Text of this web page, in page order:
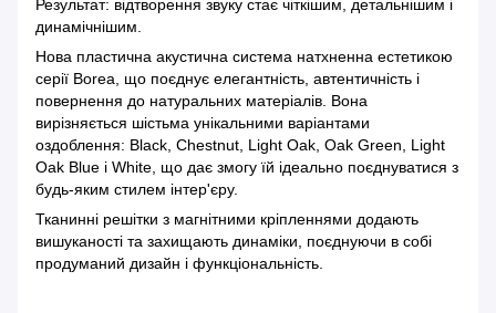
Результат: відтворення звуку стає чіткішим, детальнішим і
динамічнішим.
Нова пластична акустична система натхненна естетикою
серії Borea, що поєднує елегантність, автентичність і
повернення до натуральних матеріалів. Вона
вирізняється шістьма унікальними варіантами
оздоблення: Black, Chestnut, Light Oak, Oak Green, Light
Oak Blue і White, що дає змогу їй ідеально поєднуватися з
будь-яким стилем інтер'єру.
Тканинні решітки з магнітними кріпленнями додають
вишуканості та захищають динаміки, поєднуючи в собі
продуманий дизайн і функціональність.